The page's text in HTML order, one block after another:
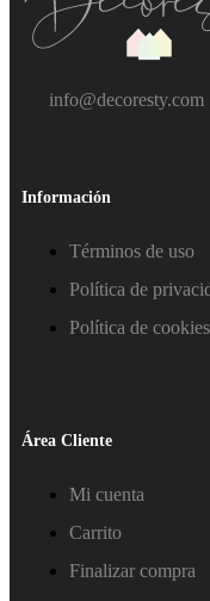
info@decoresty.com
Información
Términos de uso
Política de
Política de cookies
Área Cliente
Mi cuenta
Carrito
Finalizar compra